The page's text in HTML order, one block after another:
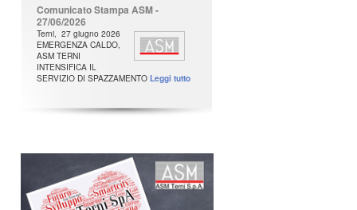
Comunicato Stampa ASM -
27/06/2026
Terni, 27 giugno 2026
EMERGENZA CALDO,
ASM TERNI
INTENSIFICA IL
SERVIZIO DI SPAZZAMENTO Leggi tutto